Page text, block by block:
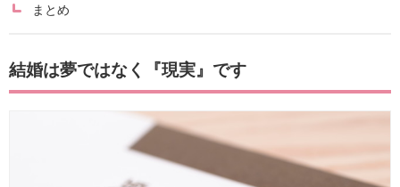
まとめ
結婚は夢ではなく『現実』です